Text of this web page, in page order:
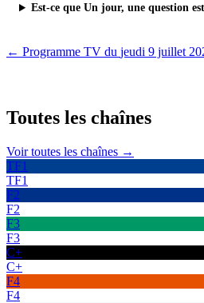
Est-ce que Un jour, une question
← Programme TV du jeudi 9 juillet
Toutes les chaînes
Voir toutes les chaînes →
TF1
TF1
F2
F2
F3
F3
C+
C+
F4
F4